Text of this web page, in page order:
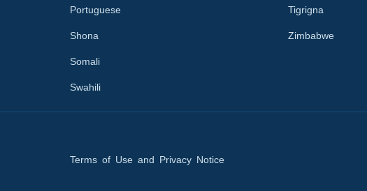
Portuguese
Shona
Somali
Swahili
Tigrigna
Zimbabwe
Terms of Use and Privacy Notice